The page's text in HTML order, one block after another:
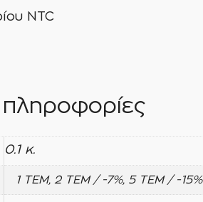
ΝTC
πληροφορίες
0.1 κ.
1 ΤΕΜ, 2 ΤΕΜ / -7%, 5 ΤΕΜ / -15%